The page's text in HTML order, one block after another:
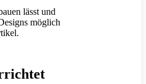
lässt und
möglich